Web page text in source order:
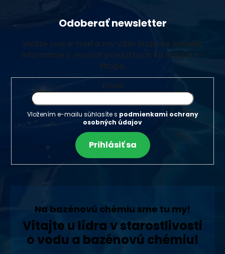
Odoberať newsletter
Vložte svoj e-mail a my Vám budeme zasielať
informácie o nových produktoch na našom e-
shope.
Email
Vložením e-mailu súhlasíte s podmienkami ochrany
osobných údajov
Prihlásiť sa
Na bazénovú chémiu sme tu my!
Vitajte u lídra v starostlivosti
o vodu a bazénovú chémiu!